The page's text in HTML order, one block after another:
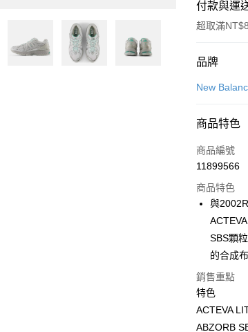
付款與運
超取滿
付款方式
信用卡一次
街口支付
悠遊付
全盈+PAY
相關說明
【大哥付你
1.本服務由
2.付款方式
AFTEE先
相關說明
品牌
New
商品特色
商品編號
11899566
商品特色
與
SBS顆
的合成
銷售重點
特色
ACTEVA
ABZORB